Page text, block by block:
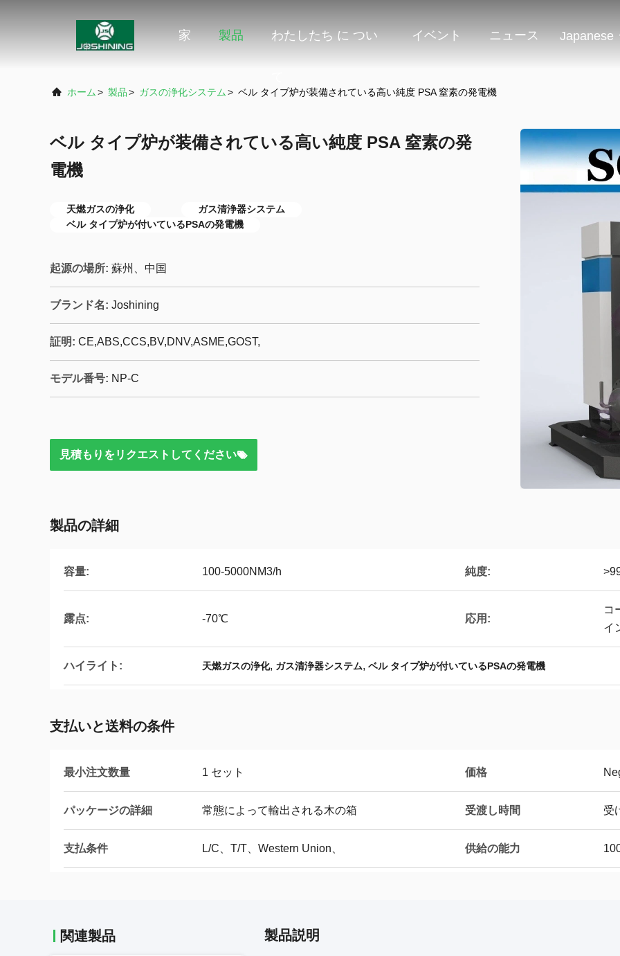
家 製品 わたしたち に つい イベント ニュース Japanese
ホーム > 製品> ガスの浄化システム > ベル タイプ炉が装備されている高い純度 PSA 窒素の発電機
ベル タイプ炉が装備されている高い純度 PSA 窒素の発
電機
天燃ガスの浄化
ガス清浄器システム
ベル タイプ炉が付いているPSAの発電機
起源の場所: 蘇州、中国
ブランド名: Joshining
証明: CE,ABS,CCS,BV,DNV,ASME,GOST,
モデル番号: NP-C
見積もりをリクエストしてください
製品の詳細
容量: 100-5000NM3/h 純度:
露点: -70℃ 応用:
コ
イ
ハイライト: 天燃ガスの浄化, ガス清浄器システム, ベル タイプ炉が付いているPSAの発電機
支払いと送料の条件
最小注文数量 1 セット 価格
パッケージの詳細 常態によって輸出される木の箱 受渡し時間 受
支払条件 L/C、T/T、Western Union、 供給の能力
関連製品 製品説明